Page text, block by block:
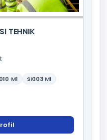
TEHNIK
M1 SI003 M1